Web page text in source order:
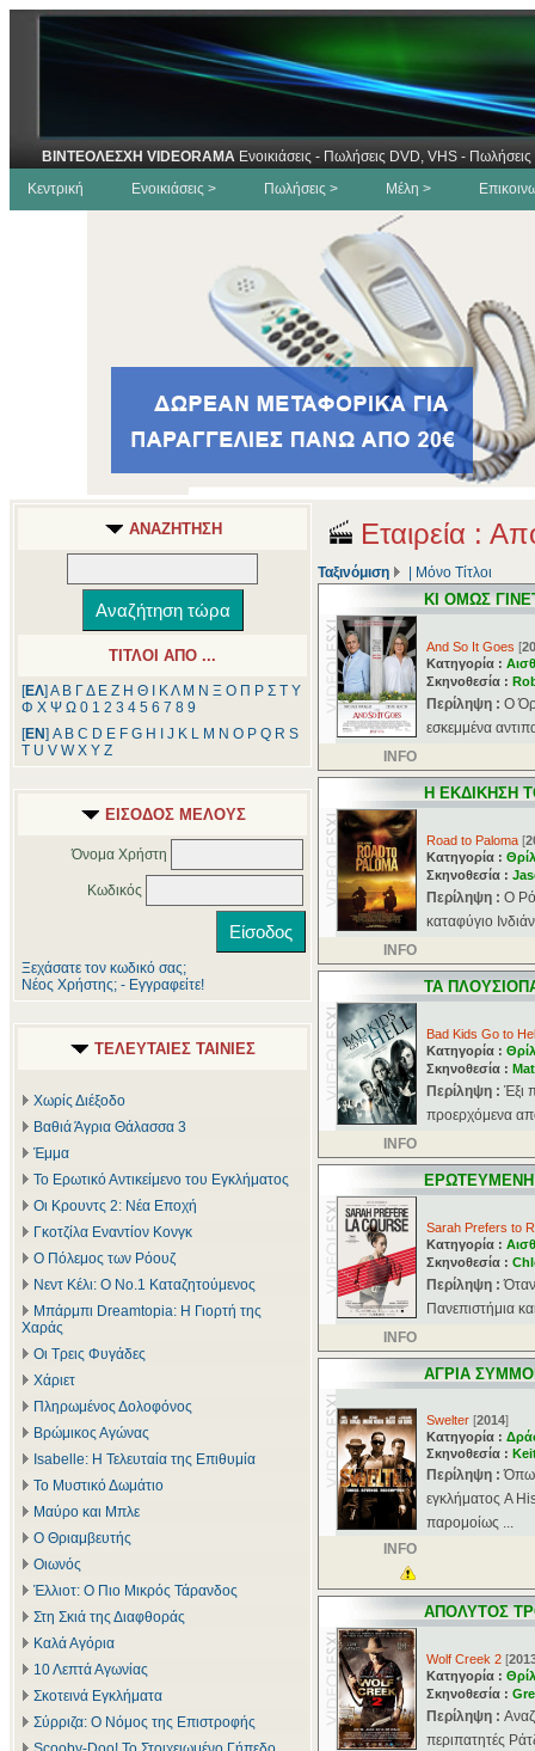
ΒΙΝΤΕΟΛΕΣΧΗ VIDEORAMA Ενοικιάσεις - Πωλήσεις DVD, VHS -
Κεντρική
Ενοικιάσεις > Πωλήσεις > Μέλη >
ΑΝΑΖΗΤΗΣΗ
ΤΙΤΛΟΙ ΑΠΟ ...
[ΕΛ] Α Β ΓΔ Ε Ζ Η Θ ΚΛ Μ Ν Ξ Ο Π Ρ Σ Τ Υ
Φ Χ Ψ Ω 0 1 2 3 4 5 6 7 8 9
[ΕΝ] A B C D E F G H J K L M N O P Q R S
T U V W X Y Z
ΕΙΣΟΔΟΣ ΜΕΛΟΥΣ
Όνομα Χρήστη
Κωδικός
Ξεχάσατε τον κωδικό σας;
Νέος Χρήστης; - Εγγραφείτε!
ΤΕΛΕΥΤΑΙΕΣ ΤΑΙΝΙΕΣ
Χωρίς Διέξοδο
Βαθιά Άγρια Θάλασσα 3
Έμμα
Το Ερωτικό Αντικείμενο του Εγκλήματος
Οι Κρουντς 2: Νέα Εποχή
Γκοτζίλα Εναντίον Κονγκ
Ο Πόλεμος των Ρόουζ
Νεντ Κέλι: Ο Νο.1 Καταζητούμενος
Μπάρμπι Dreamtopia: Η Γιορτή της
Χαράς
Οι Τρεις Φυγάδες
Χάριετ
Πληρωμένος Δολοφόνος
Βρώμικος Αγώνας
Isabelle: Η Τελευταία της Επιθυμία
Το Μυστικό Δωμάτιο
Μαύρο και Μπλε
Ο Θριαμβευτής
Οιωνός
Έλλιοτ: Ο Πιο Μικρός Τάρανδος
Στη Σκιά της Διαφθοράς
Καλά Αγόρια
10 Λεπτά Αγωνίας
Σκοτεινά Εγκλήματα
Σύρριζα: Ο Νόμος της Επιστροφής
Εταιρεία :
Ταξινόμιση Μόνο Τίτλοι
ΚΙ ΟΜΩΣ
And So It Goes [
Κατηγορία :
Σκηνοθεσία :
Περίληψη : Ο
εσκεμμένα
INFO
Η ΕΚΔΙΚΗΣΗ
Road to Paloma [
Κατηγορία :
Σκηνοθεσία :
Περίληψη : O
καταφύγιο
INFO
ΤΑ
Bad Kids Go to
Κατηγορία :
Σκηνοθεσία :
Περίληψη : Έξι
προερχόμενα
INFO
ΕΡΩΤΕΥΜΕΝΗ
Sarah Prefers to
Κατηγορία :
Σκηνοθεσία :
Περίληψη :
Πανεπιστήμια
INFO
ΑΓΡΙΑ
Swelter [2014]
Κατηγορία :
Σκηνοθεσία :
Περίληψη :
εγκλήματος A
παρομοίως ...
INFO
ΑΠΟΛΥΤΟΣ
Wolf Creek 2 [
Κατηγορία :
Σκηνοθεσία :
Περίληψη :
περιπατητές